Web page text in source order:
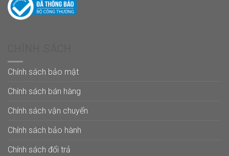
Chính sách bảo mật
Chính sách bán hàng
Chính sách vận chuyển
Chính sách bảo hành
Chính sách đổi trả